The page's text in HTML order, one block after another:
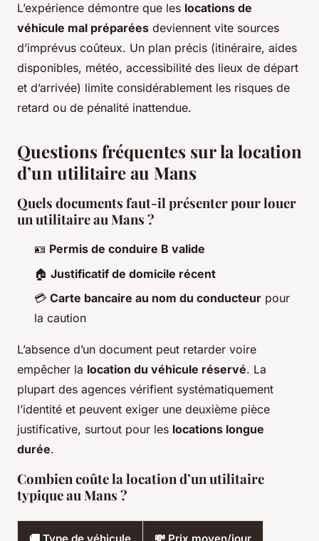
L’expérience démontre que les locations de
véhicule mal préparées deviennent vite sources
d’imprévus coûteux. Un plan précis (itinéraire, aides
disponibles, météo, accessibilité des lieux de départ
et d’arrivée) limite considérablement les risques de
retard ou de pénalité inattendue.
Questions fréquentes sur la location
d’un utilitaire au Mans
Quels documents faut-il présenter pour louer
un utilitaire au Mans ?
🪪 Permis de conduire B valide
🏠 Justificatif de domicile récent
💳 Carte bancaire au nom du conducteur pour
la caution
L’absence d’un document peut retarder voire
empêcher la location du véhicule réservé. La
plupart des agences vérifient systématiquement
l’identité et peuvent exiger une deuxième pièce
justificative, surtout pour les locations longue
durée.
Combien coûte la location d’un utilitaire
typique au Mans ?